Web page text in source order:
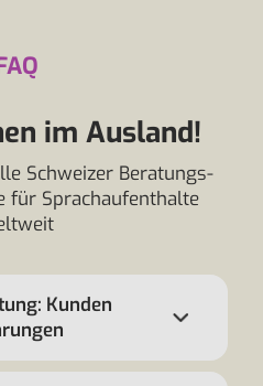
im Ausland!
Schweizer Beratungs-
für Sprachaufenthalte
Kunden